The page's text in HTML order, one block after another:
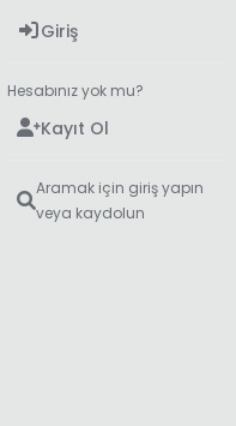
Giriş
Hesabınız yok mu?
Kayıt Ol
Aramak için giriş yapın
veya kaydolun